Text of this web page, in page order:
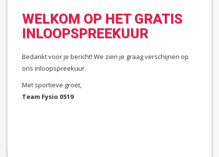
WELKOM OP HET GRATIS
INLOOPSPREEKUUR
Bedankt voor je bericht! We zien je graag verschijnen op
ons inloopspreekuur.
Met sportieve groet,
Team Fysio 0519